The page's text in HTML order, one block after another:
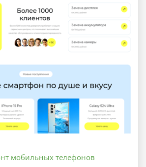
мобильных телефонов